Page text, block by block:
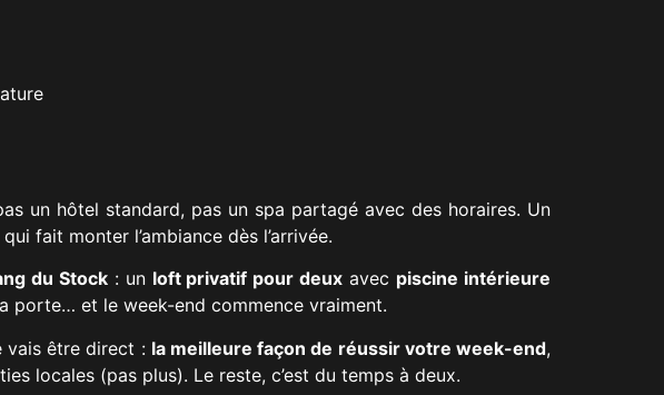
un hôtel standard, pas un spa partagé avec des horaires. Un
fait monter l’ambiance dès l’arrivée.
du Stock: un loft privatif pour deux avec piscine intérieure
porte… et le week-end commence vraiment.
vais être direct : la meilleure façon de réussir votre week-end,
locales (pas plus). Le reste, c’est du temps à deux.